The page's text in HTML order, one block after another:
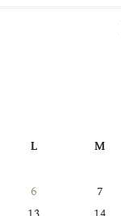
L
M
6
7